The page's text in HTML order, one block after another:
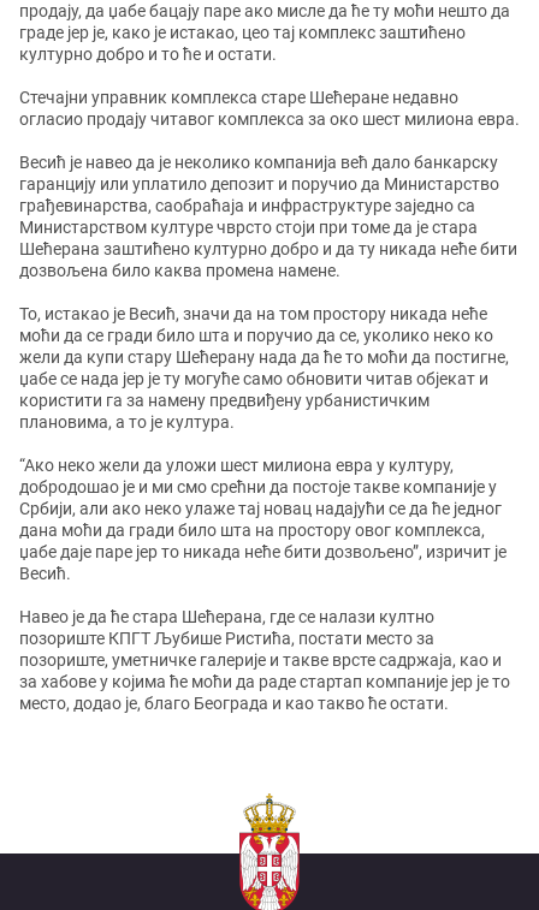
продају, да џабе бацају паре ако мисле да ће ту моћи нешто да
граде јер је, како је истакао, цео тај комплекс заштићено
културно добро и то ће и остати.
Стечајни управник комплекса старе Шећеране недавно
огласио продају читавог комплекса за око шест милиона евра.
Весић је навео да је неколико компанија већ дало банкарску
гаранцију или уплатило депозит и поручио да Министарство
грађевинарства, саобраћаја и инфраструктуре заједно са
Министарством културе чврсто стоји при томе да је стара
Шећерана заштићено културно добро и да ту никада неће бити
дозвољена било каква промена намене.
То, истакао је Весић, значи да на том простору никада неће
моћи да се гради било шта и поручио да се, уколико неко ко
жели да купи стару Шећерану нада да ће то моћи да постигне,
џабе се нада јер је ту могуће само обновити читав објекат и
користити га за намену предвиђену урбанистичким
плановима, а то је култура.
“Ако неко жели да уложи шест милиона евра у културу,
добродошао је и ми смо срећни да постоје такве компаније у
Србији, али ако неко улаже тај новац надајући се да ће једног
дана моћи да гради било шта на простору овог комплекса,
џабе даје паре јер то никада неће бити дозвољено”, изричит је
Весић.
Навео је да ће стара Шећерана, где се налази култно
позориште КПГТ Љубише Ристића, постати место за
позориште, уметничке галерије и такве врсте садржаја, као и
за хабове у којима ће моћи да раде стартап компаније јер је то
место, додао је, благо Београда и као такво ће остати.